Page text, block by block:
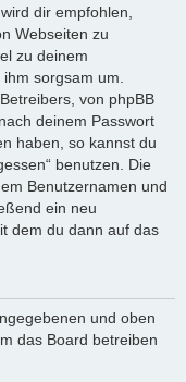
dir empfohlen,
Webseiten zu
zu deinem
sorgsam um.
von phpBB
deinem Passwort
haben, so kannst du
benutzen. Die
Benutzernamen und
ein neu
dem du dann auf das
und oben
das Board betreiben